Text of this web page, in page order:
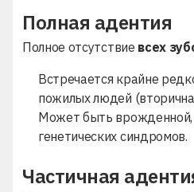
Полная адентия
Полное отсутствие всех
Встречается крайне
пожилых людей
Может быть врожденной,
генетических синдромов.
Частичная